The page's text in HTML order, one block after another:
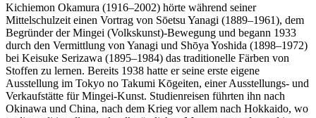
Kichiemon Okamura (1916–2002) hörte während seiner
Mittelschulzeit einen Vortrag von Sōetsu Yanagi (1889–1961), dem
Begründer der Mingei (Volkskunst)-Bewegung und begann 1933
durch den Vermittlung von Yanagi und Shōya Yoshida (1898–1972)
bei Keisuke Serizawa (1895–1984) das traditionelle Färben von
Stoffen zu lernen. Bereits 1938 hatte er seine erste eigene
Ausstellung im Tokyo no Takumi Kōgeiten, einer Ausstellungs- und
Verkaufstätte für Mingei-Kunst. Studienreisen führten ihn nach
Okinawa und China, nach dem Krieg vor allem nach Hokkaido, wo